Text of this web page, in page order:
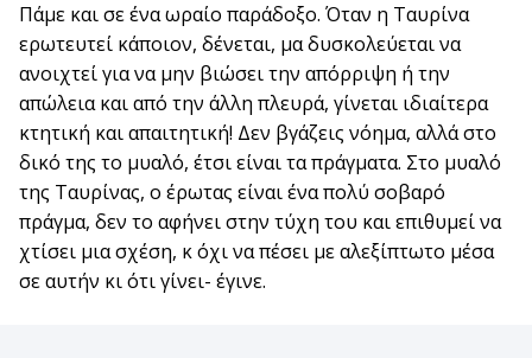
Πάμε και σε ένα ωραίο παράδοξο. Όταν η Ταυρίνα
ερωτευτεί κάποιον, δένεται, μα δυσκολεύεται να
ανοιχτεί για να μην βιώσει την απόρριψη ή την
απώλεια και από την άλλη πλευρά, γίνεται ιδιαίτερα
κτητική και απαιτητική! Δεν βγάζεις νόημα, αλλά στο
δικό της το μυαλό, έτσι είναι τα πράγματα. Στο μυαλό
της Ταυρίνας, ο έρωτας είναι ένα πολύ σοβαρό
πράγμα, δεν το αφήνει στην τύχη του και επιθυμεί να
χτίσει μια σχέση, κ όχι να πέσει με αλεξίπτωτο μέσα
σε αυτήν κι ότι γίνει- έγινε.